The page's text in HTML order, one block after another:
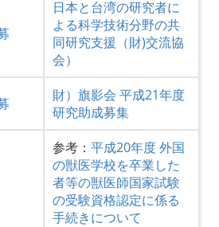
日本と台湾の研究者に
よる科学技術分野の共
同研究支援（財)交流協
会）
財）旗影会 平成21年度
研究助成募集
参考：平成20年度 外国
の獣医学校を卒業した
者等の獣医師国家試験
の受験資格認定に係る
手続きについて